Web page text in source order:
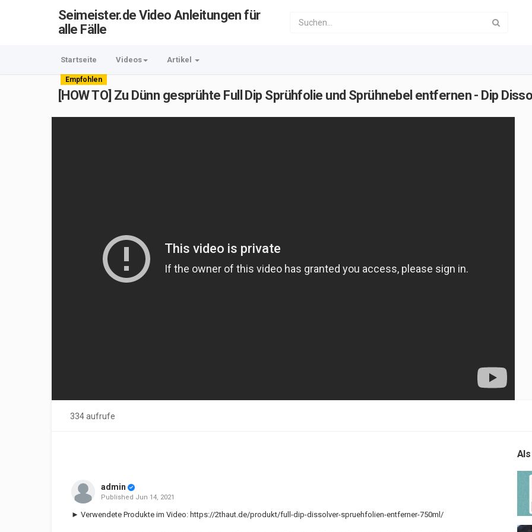
Seimeister.de Video Anleitungen für
alle Fälle
Startseite Videos Artikel
Empfohlen
[HOW TO] Zu Dünn gesprühte Full Dip Sprühfolie und Sprühnebel entfernen - Dip
334 aufrufe
admin
Published Jun 14, 2021
► Verwendete Produkte im Video: https://2thaut.de/produkt/full-dip-dissolver-spruehfolien-entferner-750ml/